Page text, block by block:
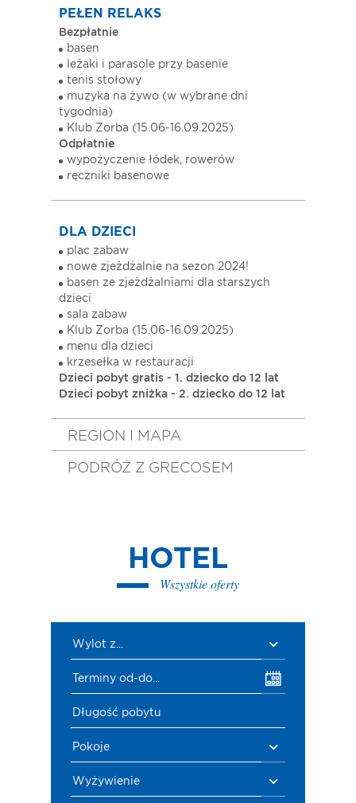
PEŁEN RELAKS
Bezpłatnie
basen
leżaki i parasole przy basenie
tenis stołowy
muzyka na żywo (w wybrane dni
tygodnia)
Klub Zorba (15.06-16.09.2025)
Odpłatnie
wypożyczenie łódek, rowerów
ręczniki basenowe
DLA DZIECI
plac zabaw
nowe zjeżdżalnie na sezon 2024!
basen ze zjeżdżalniami dla starszych
dzieci
sala zabaw
Klub Zorba (15.06-16.09.2025)
menu dla dzieci
krzesełka w restauracji
Dzieci pobyt gratis - 1. dziecko do 12 lat
Dzieci pobyt zniżka - 2. dziecko do 12 lat
REGION I MAPA
PODRÓŻ Z GRECOSEM
HOTEL
Wszystkie oferty
Wylot z...
Terminy od-do...
Długość pobytu
Pokoje
Wyżywienie